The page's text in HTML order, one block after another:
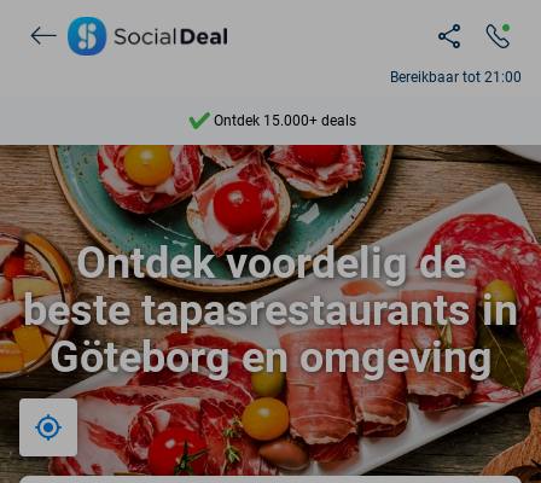
Bereikbaar tot 21:00
Ontdek 15.000+ deals
7 dagen per week beschikbaar
10+ miljoen leden
9,4
Ontdek 15.000+ deals
Ontdek voordelig de
beste tapasrestaurants in
Göteborg en omgeving
Bij mij in de buurt